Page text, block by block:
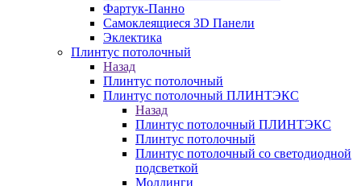
Фартук-Панно
Самоклеящиеся 3D Панели
Эклектика
Плинтус потолочный
Назад
Плинтус потолочный
Плинтус потолочный ПЛИНТЭКС
Назад
Плинтус потолочный ПЛИНТЭКС
Плинтус потолочный
Плинтус потолочный со светодиодной
подсветкой
Молдинги